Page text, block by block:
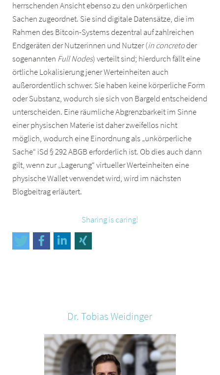
herrschenden Ansicht ebenso zu den unkörperlichen
Sachen zugeordnet. Sie sind digitale Datensätze, die im
Rahmen des Bitcoin-Systems dezentral auf zahlreichen
Endgeräten der Nutzerinnen und Nutzer (in concretoder
sogenannten Full Nodes) verteilt sind; hierdurch fällt eine
örtliche Lokalisierung jener Werteinheiten auch
außerordentlich schwer. Sie haben keine körperliche Form
oder Substanz, wodurch sie sich von Bargeld entscheidend
unterscheiden. Eine räumliche Abgrenzbarkeit im Sinne
einer physischen Materie ist daher zweifellos nicht
möglich, wodurch eine Einordnung als „unkörperliche
Sache“ iSd § 292 ABGB erforderlich ist. Ob dies auch dann
gilt, wenn zur „Lagerung“ virtueller Werteinheiten eine
physische Wallet verwendet wird, wird im nächsten
Blogbeitrag erläutert.
Sharing is caring!
Dr. Tobias Weidinger